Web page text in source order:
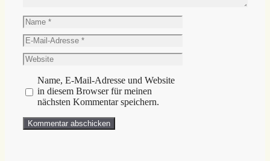
Name
E-
Mail-
Adresse
Website
Name, E-Mail-Adresse und Website
in diesem Browser für meinen
nächsten Kommentar speichern.